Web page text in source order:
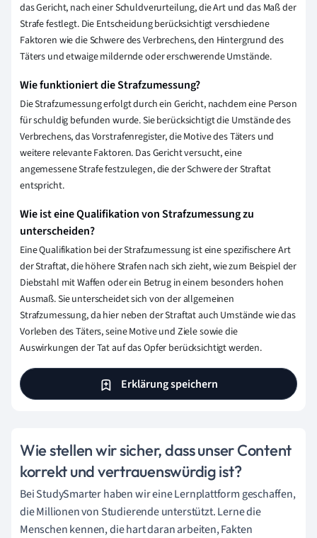
das Gericht, nach einer Schuldverurteilung, die Art und das Maß der
Strafe festlegt. Die Entscheidung berücksichtigt verschiedene
Faktoren wie die Schwere des Verbrechens, den Hintergrund des
Täters und etwaige mildernde oder erschwerende Umstände.
Wie funktioniert die Strafzumessung?
Die Strafzumessung erfolgt durch ein Gericht, nachdem eine Person
für schuldig befunden wurde. Sie berücksichtigt die Umstände des
Verbrechens, das Vorstrafenregister, die Motive des Täters und
weitere relevante Faktoren. Das Gericht versucht, eine
angemessene Strafe festzulegen, die der Schwere der Straftat
entspricht.
Wie ist eine Qualifikation von Strafzumessung zu
unterscheiden?
Eine Qualifikation bei der Strafzumessung ist eine spezifischere Art
der Straftat, die höhere Strafen nach sich zieht, wie zum Beispiel der
Diebstahl mit Waffen oder ein Betrug in einem besonders hohen
Ausmaß. Sie unterscheidet sich von der allgemeinen
Strafzumessung, da hier neben der Straftat auch Umstände wie das
Vorleben des Täters, seine Motive und Ziele sowie die
Auswirkungen der Tat auf das Opfer berücksichtigt werden.
Erklärung speichern
Wie stellen wir sicher, dass unser Content
korrekt und vertrauenswürdig ist?
Bei StudySmarter haben wir eine Lernplattform geschaffen,
die Millionen von Studierende unterstützt. Lerne die
Menschen kennen, die hart daran arbeiten, Fakten